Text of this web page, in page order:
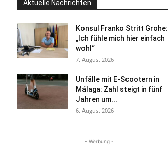
Aktuelle Nachrichten
Konsul Franko Stritt Grohe:
„Ich fühle mich hier einfach
wohl“
7. August 2026
Unfälle mit E-Scootern in
Málaga: Zahl steigt in fünf
Jahren um...
6. August 2026
- Werbung -